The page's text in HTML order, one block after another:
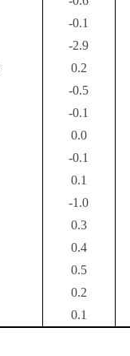
-0.1
-2.9
0.2
-0.5
-0.1
0.0
-0.1
0.1
-1.0
0.3
0.4
0.5
0.2
0.1